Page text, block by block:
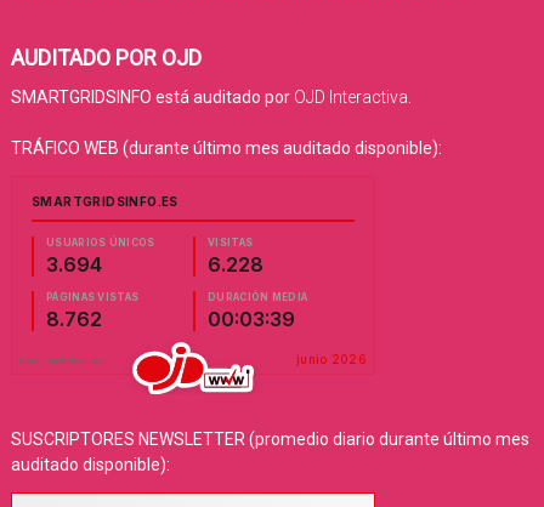
AUDITADO POR OJD
SMARTGRIDSINFO está auditado por OJD Interactiva
TRÁFICO WEB (durante último mes auditado disponible):
SUSCRIPTORES NEWSLETTER (promedio diario durante último mes
auditado disponible):